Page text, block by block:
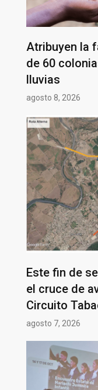
Atribuyen la
de 60
lluvias
agosto 8, 2026
Este fin de
el cruce de
Circuito
agosto 7, 2026